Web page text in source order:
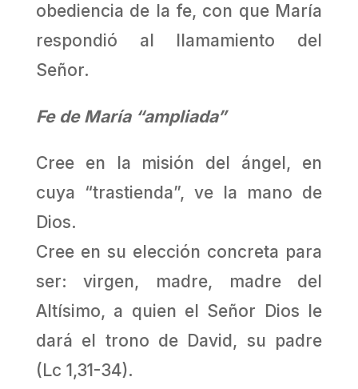
obediencia de la fe, con que María
respondió al llamamiento del
Señor.
Fe de María “ampliada”
Cree en la misión del ángel, en
cuya “trastienda”, ve la mano de
Dios.
Cree en su elección concreta para
ser: virgen, madre, madre del
Altísimo, a quien el Señor Dios le
dará el trono de David, su padre
(Lc 1,31-34).